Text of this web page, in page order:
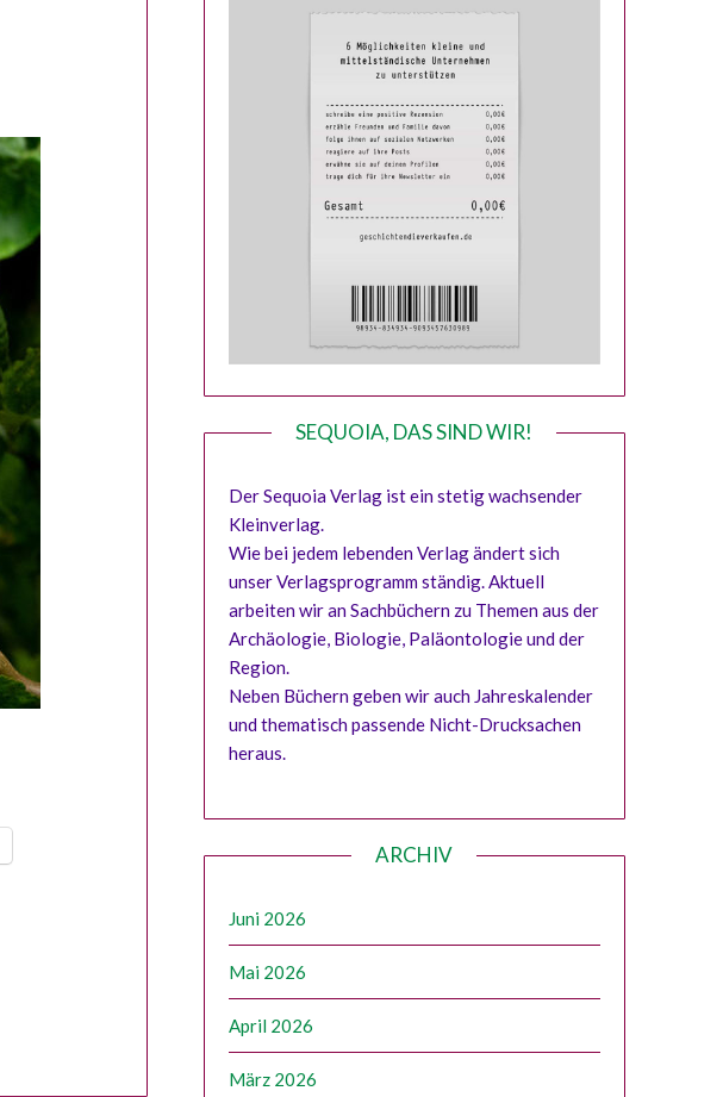
SEQUOIA, DAS SIND WIR!
Der Sequoia Verlag ist ein stetig wachsender
Kleinverlag.
Wie bei jedem lebenden Verlag ändert sich
unser Verlagsprogramm ständig. Aktuell
arbeiten wir an Sachbüchern zu Themen aus der
Archäologie, Biologie, Paläontologie und der
Region.
Neben Büchern geben wir auch Jahreskalender
und thematisch passende Nicht-Drucksachen
heraus.
ARCHIV
Juni 2026
Mai 2026
April 2026
März 2026